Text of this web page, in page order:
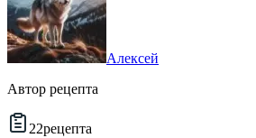
Алексей
Автор рецепта
22рецепта